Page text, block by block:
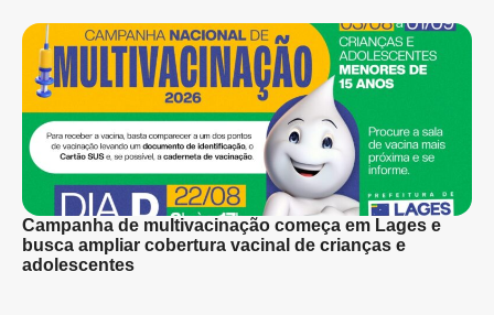
Campanha de multivacinação começa em Lages e
busca ampliar cobertura vacinal de crianças e
adolescentes